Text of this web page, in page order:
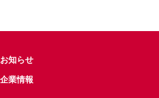
お知らせ
企業情報